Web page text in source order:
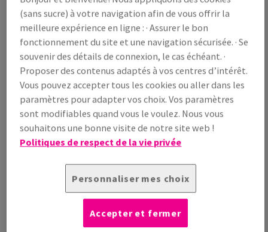
/ 1 000 feuille(s)
(28,8 kg )
EN STOCK
Guide des quantités
−
Outil de coupe
INFORMATION INFORMATIONS
TECHNIQUES
INFORMATIONS
(sans sucre) à votre navigation afin de vous offrir la
meilleure expérience en ligne : · Assurer le bon
fonctionnement du site et une navigation sécurisée. · Se
souvenir des détails de connexion, le cas échéant. ·
Proposer des contenus adaptés à vos centres d’intérêt.
Vous pouvez accepter tous les cookies ou aller dans les
paramètres pour adapter vos choix. Vos paramètres
sont modifiables quand vous le voulez. Nous vous
souhaitons une bonne visite de notre site web !
Politiques de respect de la vie privée
Personnaliser mes choix
Accepter et fermer